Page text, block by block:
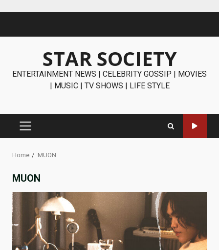
STAR SOCIETY
ENTERTAINMENT NEWS | CELEBRITY GOSSIP | MOVIES
| MUSIC | TV SHOWS | LIFE STYLE
PRIMARY
Home MUON
MUON